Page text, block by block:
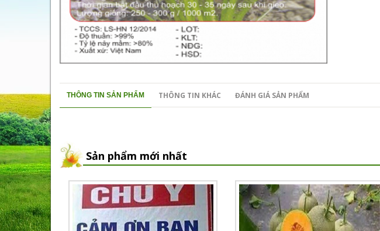
THÔNG TIN SẢN PHẨM THÔNG TIN KHÁC ĐÁNH GIÁ SẢN PHẨM
Sản phẩm mới nhất